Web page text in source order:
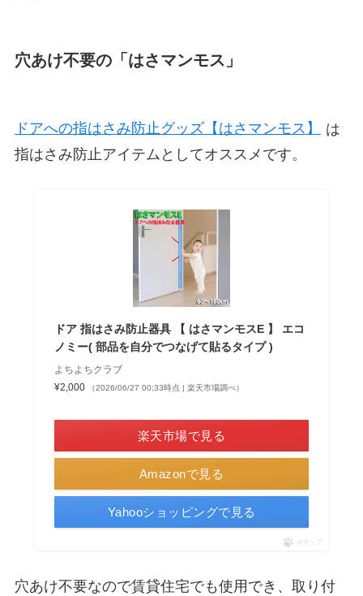
穴あけ不要の「はさマンモス」
ドアへの指はさみ防止グッズ【はさマンモス】
は
指はさみ防止アイテムとしてオススメです。
ドア 指はさみ防止器具 【 はさマンモスE 】 エコ
ノミー( 部品を自分でつなげて貼るタイプ )
よちよちクラブ
¥2,000
（2026/06/27 00:33時点 | 楽天市場調べ）
Amazonで見る
楽天市場で見る
Yahooショッピングで見る
ポチップ
穴あけ不要なので賃貸住宅でも使用でき、取り付